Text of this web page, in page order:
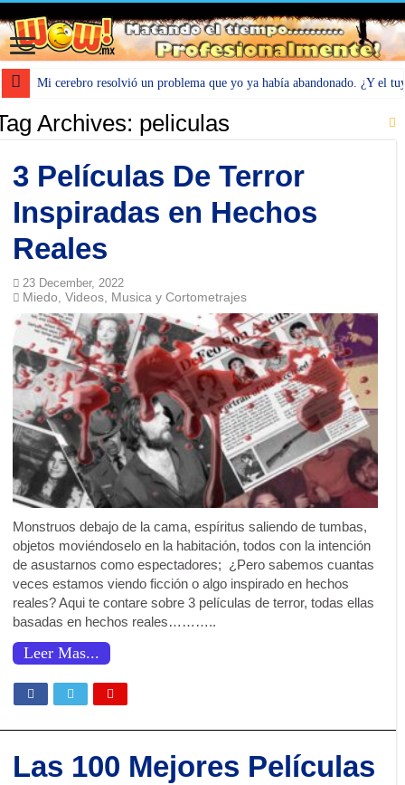
Mi cerebro resolvió un problema que yo ya había abandonado. ¿Y el
Archives: peliculas
3 Películas De Terror
Inspiradas en Hechos
Reales
23 December, 2022
Miedo,Videos, Musica y Cortometrajes
Monstruos debajo de la cama, espíritus saliendo de tumbas,
objetos moviéndoselo en la habitación, todos con la intención
de asustarnos como espectadores; ¿Pero sabemos cuantas
veces estamos viendo ficción o algo inspirado en hechos
reales? Aqui te contare sobre 3 películas de terror, todas ellas
basadas en hechos reales………..
Leer Mas...
Las 100 Mejores Películas